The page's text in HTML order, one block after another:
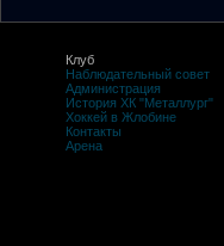
Клуб
Наблюдательный совет
Администрация
История ХК "Металлург"
Хоккей в Жлобине
Контакты
Арена